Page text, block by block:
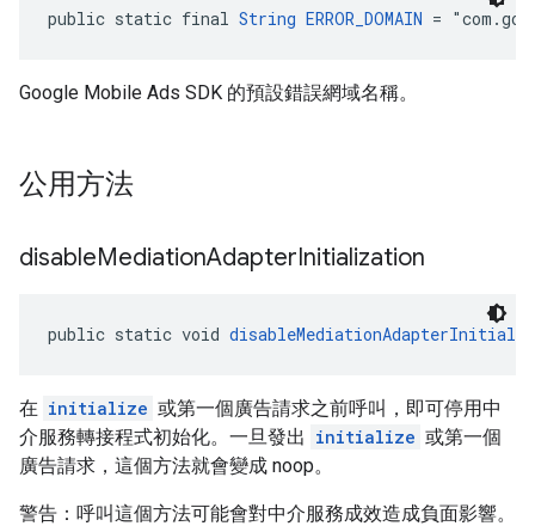
public static final String ERROR_DOMAIN =
Google Mobile Ads SDK 的預設錯誤網域名稱。
公用方法
disableMediationAdapterInitialization
public static void
在 initialize 或第一個廣告請求之前呼叫，即可停用中
介服務轉接程式初始化。一旦發出 initialize 或第一個
廣告請求，這個方法就會變成 noop。
警告：呼叫這個方法可能會對中介服務成效造成負面影響。